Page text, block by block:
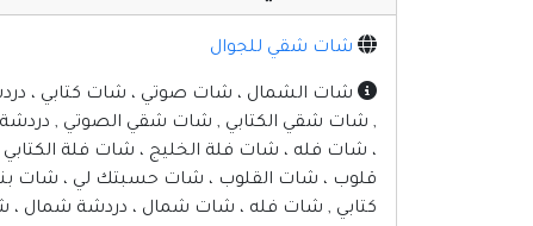
شات شقي للجوال
شات الشمال ، شات صوتي ، شات كتابي ،
, شات شقي الكتابي , شات شقي الصوتي ,
، شات فله ، شات فلة الخليج ، شات فلة
قلوب ، شات القلوب ، شات حسبتك لي ، شات
كتابي , شات فله ، شات شمال ، دردشة شمال ،